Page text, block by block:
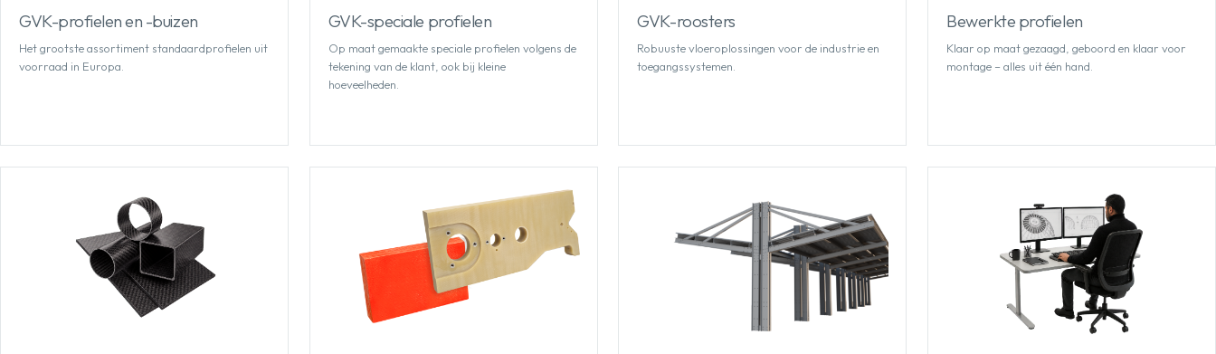
GVK-profielen en -buizen
Het grootste assortiment standaardprofielen uit
voorraad in Europa.
GVK-speciale profielen
Op maat gemaakte speciale profielen volgens de
tekening van de klant, ook bij kleine
hoeveelheden.
GVK-roosters
Robuuste vloeroplossingen voor de industrie en
toegangssystemen.
Bewerkte profielen
Klaar op maat gezaagd, geboord en klaar voor
montage – alles uit één hand.